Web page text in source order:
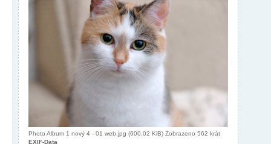
Photo Album 1 nový 4 - 01 web.jpg (600.02 KiB) Zobrazeno 562 krát
EXIF-Data